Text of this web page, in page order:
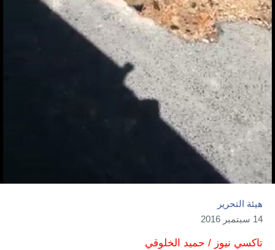
هيئة التحرير
14 سبتمبر 2016
تاكسي نيوز / حميد الخلوقي